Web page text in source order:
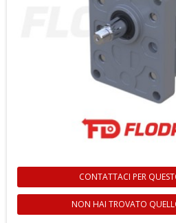
CONTATTACI PER
NON HAI TROVATO